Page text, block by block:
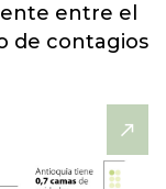
entre el
de contagios